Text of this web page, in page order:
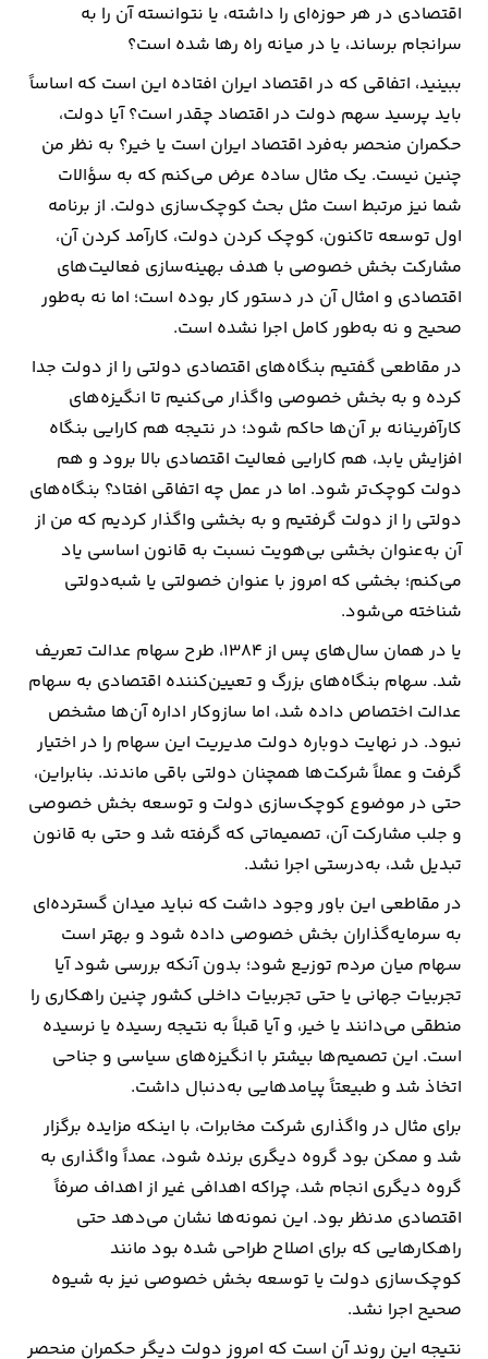
اقتصادی در هر حوزه‌ای را داشته، یا نتوانسته آن را به
سرانجام برساند، یا در میانه راه رها شده است؟
ببینید، اتفاقی که در اقتصاد ایران افتاده این است که اساساً
باید پرسید سهم دولت در اقتصاد چقدر است؟ آیا دولت،
حکمران منحصر به‌فرد اقتصاد ایران است یا خیر؟ به نظر من
چنین نیست. یک مثال ساده عرض می‌کنم که به سؤالات
شما نیز مرتبط است مثل بحث کوچک‌سازی دولت. از برنامه
اول توسعه تاکنون، کوچک کردن دولت، کارآمد کردن آن،
مشارکت بخش خصوصی با هدف بهینه‌سازی فعالیت‌های
اقتصادی و امثال آن در دستور کار بوده است؛ اما نه به‌طور
صحیح و نه به‌طور کامل اجرا نشده است.
در مقاطعی گفتیم بنگاه‌های اقتصادی دولتی را از دولت جدا
کرده و به بخش خصوصی واگذار می‌کنیم تا انگیزه‌های
کارآفرینانه بر آن‌ها حاکم شود؛ در نتیجه هم کارایی بنگاه
افزایش یابد، هم کارایی فعالیت اقتصادی بالا برود و هم
دولت کوچک‌تر شود. اما در عمل چه اتفاقی افتاد؟ بنگاه‌های
دولتی را از دولت گرفتیم و به بخشی واگذار کردیم که من از
آن به‌عنوان بخشی بی‌هویت نسبت به قانون اساسی یاد
می‌کنم؛ بخشی که امروز با عنوان خصولتی یا شبه‌دولتی
شناخته می‌شود.
یا در همان سال‌های پس از ۱۳۸۴، طرح سهام عدالت تعریف
شد. سهام بنگاه‌های بزرگ و تعیین‌کننده اقتصادی به سهام
عدالت اختصاص داده شد، اما سازوکار اداره آن‌ها مشخص
نبود. در نهایت دوباره دولت مدیریت این سهام را در اختیار
گرفت و عملاً شرکت‌ها همچنان دولتی باقی ماندند. بنابراین،
حتی در موضوع کوچک‌سازی دولت و توسعه بخش خصوصی
و جلب مشارکت آن، تصمیماتی که گرفته شد و حتی به قانون
تبدیل شد، به‌درستی اجرا نشد.
در مقاطعی این باور وجود داشت که نباید میدان گسترده‌ای
به سرمایه‌گذاران بخش خصوصی داده شود و بهتر است
سهام میان مردم توزیع شود؛ بدون آنکه بررسی شود آیا
تجربیات جهانی یا حتی تجربیات داخلی کشور چنین راهکاری را
منطقی می‌دانند یا خیر، و آیا قبلاً به نتیجه رسیده یا نرسیده
است. این تصمیم‌ها بیشتر با انگیزه‌های سیاسی و جناحی
اتخاذ شد و طبیعتاً پیامدهایی به‌دنبال داشت.
برای مثال در واگذاری شرکت مخابرات، با اینکه مزایده برگزار
شد و ممکن بود گروه دیگری برنده شود، عمداً واگذاری به
گروه دیگری انجام شد، چراکه اهدافی غیر از اهداف صرفاً
اقتصادی مدنظر بود. این نمونه‌ها نشان می‌دهد حتی
راهکارهایی که برای اصلاح طراحی شده بود مانند
کوچک‌سازی دولت یا توسعه بخش خصوصی نیز به شیوه
صحیح اجرا نشد.
نتیجه این روند آن است که امروز دولت دیگر حکمران منحصر